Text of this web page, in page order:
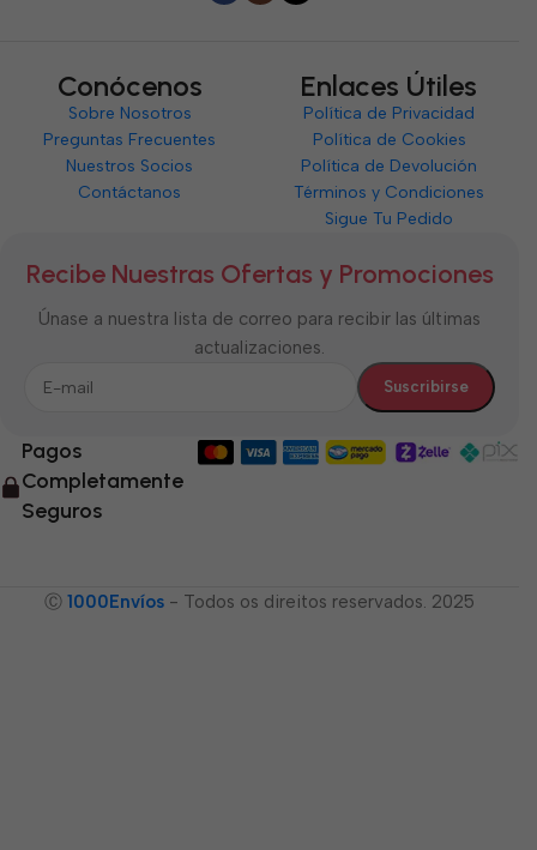
Conócenos
Sobre Nosotros
Preguntas Frecuentes
Nuestros Socios
Contáctanos
Enlaces Útiles
Política de Privacidad
Política de Cookies
Política de Devolución
Términos y Condiciones
Sigue Tu Pedido
Recibe Nuestras Ofertas y Promociones
Únase a nuestra lista de correo para recibir las últimas
actualizaciones.
Pagos
Completamente
Seguros
Ⓒ 1000Envíos - Todos os direitos reservados. 2025